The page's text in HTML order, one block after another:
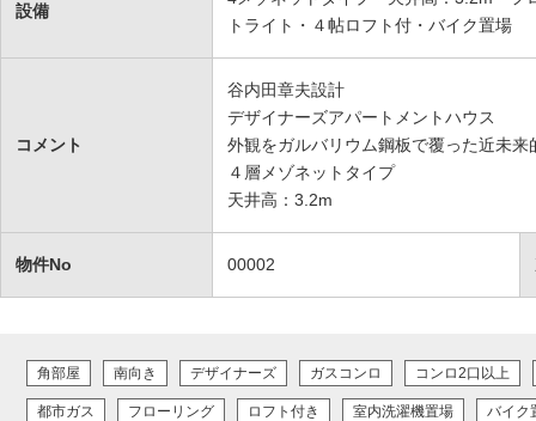
設備
トライト・４帖ロフト付・バイク置場
コメント
谷内田章夫設計
デザイナーズアパートメントハウス
外観をガルバリウム鋼板で覆った近未来
４層メゾネットタイプ
天井高：3.2m
物件No 00002
角部屋 南向き デザイナーズ ガスコンロ コンロ2口以上
都市ガス フローリング ロフト付き 室内洗濯機置場 バイク